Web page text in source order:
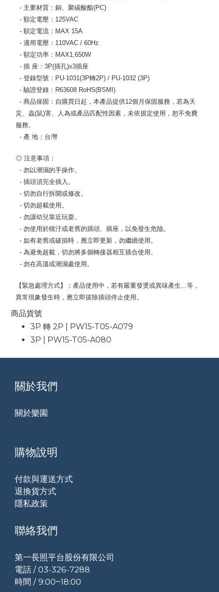
- 主要材質：銅、聚碳酸酯(PC)
- 額定電壓：125VAC
- 額定電流：MAX 15A
- 適用電壓：110VAC / 60Hz
- 額定功率：MAX1,650W
- 插 座：3P(插孔)x3插座
- 登錄型號：PU-1031(3P轉2P) / PU-1032 (3P)
- 驗證登錄：R63608 RoHS(BSMI)
- 商品保固：自購買日起，本產品提供12個月保固服務，若為天
災、蟲(鼠)害、人為或產品匹配性因素，未依規定使用，恕不免費
服務。
- 產 地：台灣
◎ 注意事項：
- 勿以潮濕的手操作。
- 插頭須完全插入。
- 切勿自行拆開或修改。
- 切勿超載使用。
- 勿讓幼兒靠近玩耍。
- 勿使用於積汙或老舊的插頭、插座，以免發生危險。
- 如有老舊或破損時，應立即更新，勿繼續使用。
- 為避免超載，切勿將多個轉接器相互插合使用。
- 勿在高溫或潮濕處使用。
【緊急處理方式】：產品使用中，若有嚴重發燙或異味產生...等，
異常現象發生時，應立即拔除插頭停止使用。
商品貨號
3P 轉 2P | PW15-T05-A079
3P | PW15-T05-A080
關於我們
關於樂園
購物說明
付款與運送方式
退換貨方式
隱私政策
聯絡我們
第一長照平台股份有限公司
電話 / 03-326-7288
時間 / 9:00~18:00